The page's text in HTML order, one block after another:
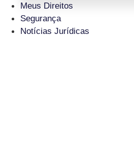
Meus Direitos
Segurança
Notícias Jurídicas